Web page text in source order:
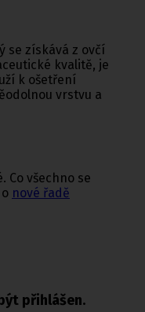
se získává z ovčí
kvalitě, je
k ošetření
vrstvu a
Co všechno se
nové řadě
přihlášen.